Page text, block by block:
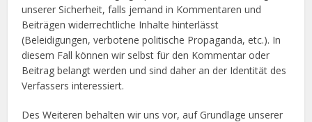
unserer Sicherheit, falls jemand in Kommentaren und
Beiträgen widerrechtliche Inhalte hinterlässt
(Beleidigungen, verbotene politische Propaganda, etc.). In
diesem Fall können wir selbst für den Kommentar oder
Beitrag belangt werden und sind daher an der Identität des
Verfassers interessiert.
Des Weiteren behalten wir uns vor, auf Grundlage unserer